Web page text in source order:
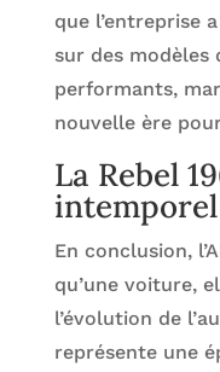
que l’entreprise
sur des
performants,
nouvelle ère
La Rebel
intemporel
En conclusion,
qu’une voiture,
l’évolution de
représente une